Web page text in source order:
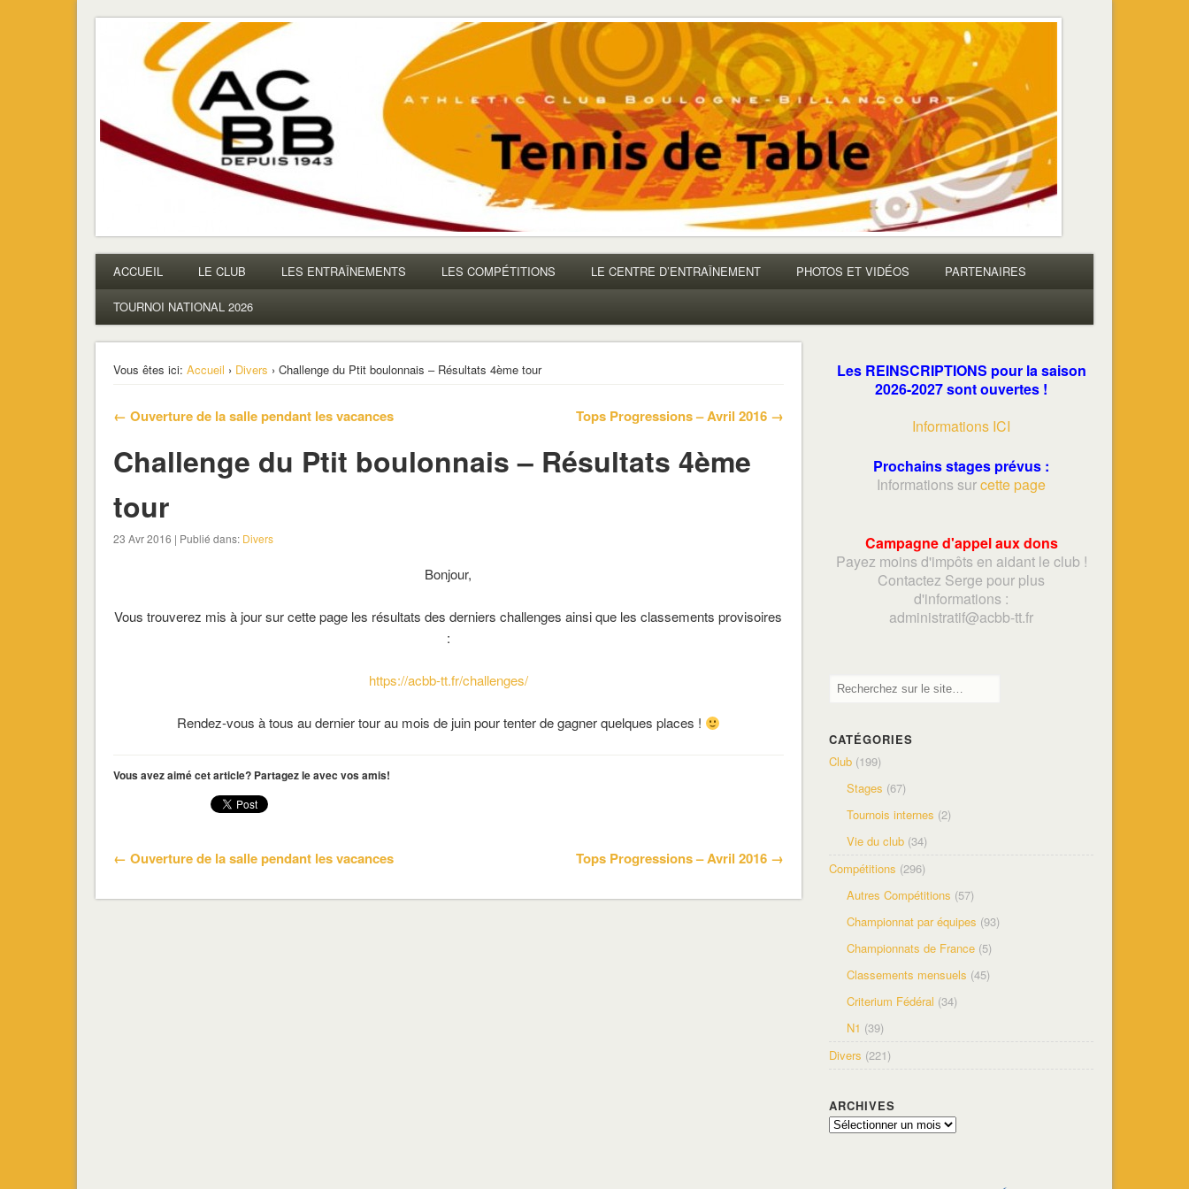
ACBB – Tennis de Table
La section ping de Boulogne
ACCUEIL LE CLUB LES ENTRAÎNEMENTS LES COMPÉTITIONS LE CENTRE D’ENTRAÎNEMENT PHOTOS ET VIDÉOS PARTENAIRES
TOURNOI NATIONAL 2026
Vous êtes ici: Accueil › Divers › Challenge du Ptit boulonnais – Résultats 4ème tour
← Ouverture de la salle pendant les vacances Tops Progressions – Avril 2016 →
Challenge du Ptit boulonnais – Résultats 4ème
tour
23 Avr 2016 | Publié dans: Divers
Bonjour,
Vous trouverez mis à jour sur cette page les résultats des derniers challenges ainsi que les classements provisoires
:
https://acbb-tt.fr/challenges/
Rendez-vous à tous au dernier tour au mois de juin pour tenter de gagner quelques places !
Vous avez aimé cet article? Partagez le avec vos amis!
← Ouverture de la salle pendant les vacances Tops Progressions – Avril 2016 →
Les REINSCRIPTIONS pour la saison
2026-2027 sont ouvertes !
Informations ICI
Prochains stages prévus :
Informations surcette page
Campagne d'appel aux dons
Payez moins d'impôts en aidant le club !
Contactez Serge pour plus
d'informations :
administratif@acbb-tt.fr
CATÉGORIES
Club (199)
Stages (67)
Tournois internes (2)
Vie du club (34)
Compétitions (296)
Autres Compétitions (57)
Championnat par équipes (93)
Championnats de France (5)
Classements mensuels (45)
Criterium Fédéral (34)
N1 (39)
Divers (221)
ARCHIVES
Archives